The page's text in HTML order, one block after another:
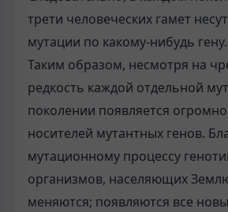
трети человеческих гамет
мутации по какому-нибудь гену.
Таким образом, несмотря на
редкость каждой отдельной
поколении появляется
носителей мутантных генов.
мутационному процессу
организмов, населяющих
меняются; появляются все